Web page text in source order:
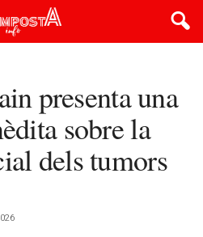
presenta una
sobre la
dels tumors